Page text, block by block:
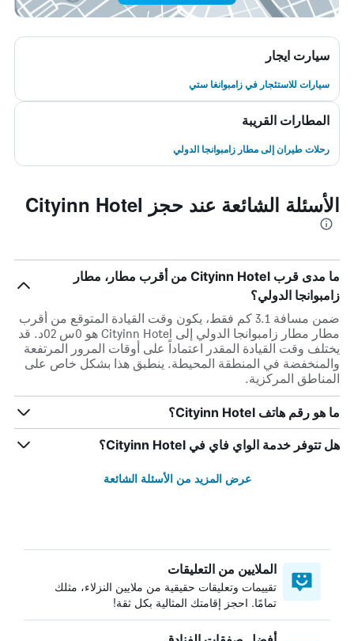
سيارت ايجار
سيارات للاستئجار في زامبوانغا ستي
المطارات القريبة
رحلات طيران إلى مطار زامبوانجا الدولي
الأسئلة الشائعة عند حجز Cityinn Hotel
ما مدى قرب Cityinn Hotel من أقرب مطار، مطار
زامبوانجا الدولي؟
ضمن مسافة 3.1 كم فقط، يكون وقت القيادة المتوقع من أقرب
مطار مطار زامبوانجا الدولي إلى Cityinn Hotel هو 0س 02د. قد
يختلف وقت القيادة المقدر اعتماداً على أوقات المرور المرتفعة
والمنخفضة في المنطقة المحيطة. ينطبق هذا بشكل خاص على
المناطق المركزية.
ما هو رقم هاتف Cityinn Hotel؟
هل تتوفر خدمة الواي فاي في Cityinn Hotel؟
عرض المزيد من الأسئلة الشائعة
الملايين من التعليقات
تقييمات وتعليقات حقيقية من ملايين النزلاء، مثلك
تمامًا. احجز إقامتك المثالية بكل ثقة!